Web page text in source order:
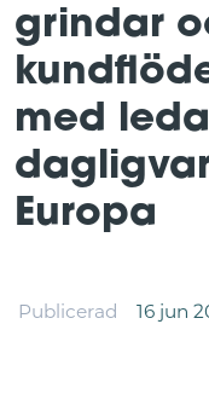
grindar
med
Europa
Publicerad 16 jun